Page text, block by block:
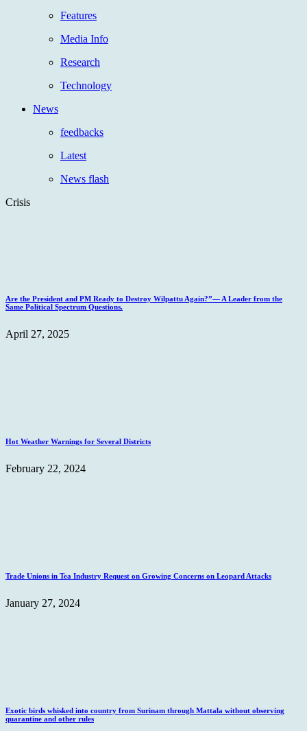
Features
Media Info
Research
Technology
News
feedbacks
Latest
News flash
Crisis
Are the President and PM Ready to Destroy Wilpattu Again?”— A Leader from the
Same Political Spectrum Questions.
April 27, 2025
Hot Weather Warnings for Several Districts
February 22, 2024
Trade Unions in Tea Industry Request on Growing Concerns on Leopard Attacks
January 27, 2024
Exotic birds whisked into country from Surinam through Mattala without observing
quarantine and other rules